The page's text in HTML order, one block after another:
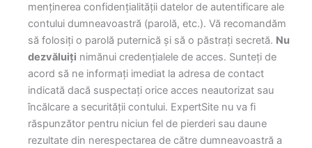
menținerea confidențialității datelor de autentificare ale
contului dumneavoastră (parolă, etc.). Vă recomandăm
să folosiți o parolă puternică și să o păstrați secretă. Nu
dezvăluiți nimănui credențialele de acces. Sunteți de
acord să ne informați imediat la adresa de contact
indicată dacă suspectați orice acces neautorizat sau
încălcare a securității contului. ExpertSite nu va fi
răspunzător pentru niciun fel de pierderi sau daune
rezultate din nerespectarea de către dumneavoastră a